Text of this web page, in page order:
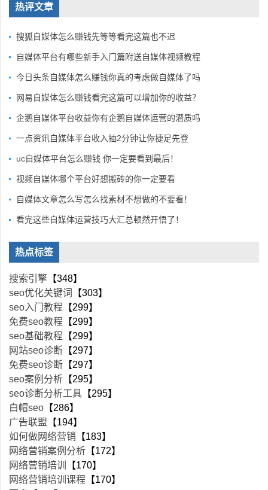
热评文章
搜狐自媒体怎么赚钱先等等看完这篇也不迟
自媒体平台有哪些新手入门篇附送自媒体视频教程
今日头条自媒体怎么赚钱你真的考虑做自媒体了吗
网易自媒体怎么赚钱看完这篇可以增加你的收益？
企鹅自媒体平台收益你有企鹅自媒体运营的潜质吗
一点资讯自媒体平台收入抽2分钟让你捷足先登
uc自媒体平台怎么赚钱 你一定要看到最后！
视频自媒体哪个平台好想搬砖的你一定要看
自媒体文章怎么写怎么找素材不想做的不要看！
看完这些自媒体运营技巧大汇总顿然开悟了！
热点标签
搜索引擎 【348】
seo优化关键词
【303】
seo入门教程 【299】
免费seo教程 【299】
seo基础教程 【299】
网站seo诊断 【297】
免费seo诊断 【297】
seo案例分析 【295】
seo诊断分析工具 【295】
白帽seo 【286】
广告联盟 【194】
如何做网络营销 【183】
网络营销案例分析 【172】
网络营销培训
【170】
网络营销培训课程 【170】